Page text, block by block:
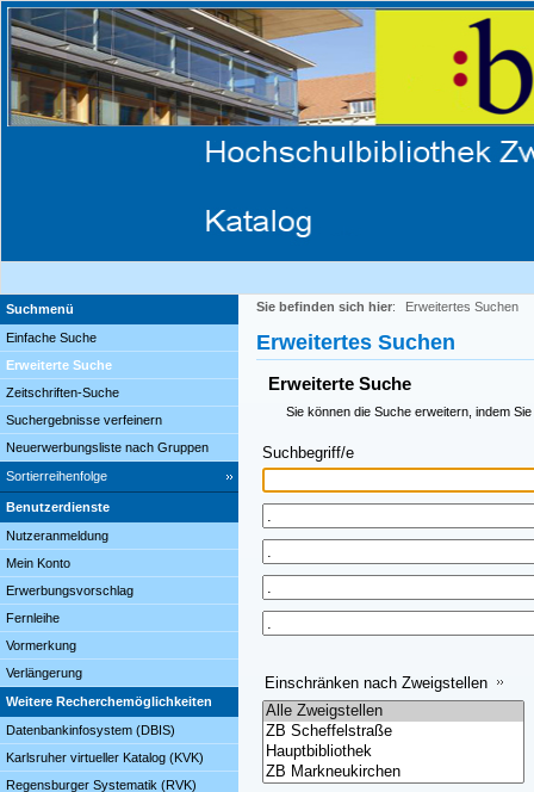
Suchmenü
Einfache Suche
Erweiterte Suche
Zeitschriften-Suche
Suchergebnisse verfeinern
Neuerwerbungsliste nach Gruppen
Sortierreihenfolge
Benutzerdienste
Nutzeranmeldung
Mein Konto
Erwerbungsvorschlag
Fernleihe
Vormerkung
Verlängerung
Weitere Recherchemöglichkeiten
Datenbankinfosystem (DBIS)
Karlsruher virtueller Katalog (KVK)
Regensburger Systematik (RVK)
Sie befinden sich hier: Erweitertes Suchen
Erweitertes Suchen
Erweiterte Suche
Sie können die Suche erweitern, indem
Suchbegriff/e
Einschränken nach Zweigstellen